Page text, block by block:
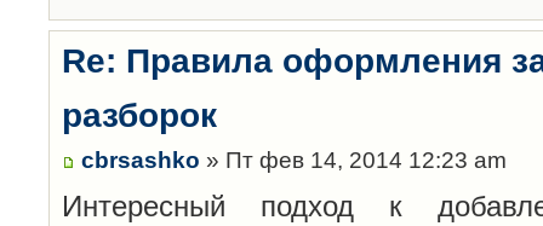
Re: Правила оформления
разборок
cbrsashko » Пт фев 14, 2014 12:23 am
Интересный подход к